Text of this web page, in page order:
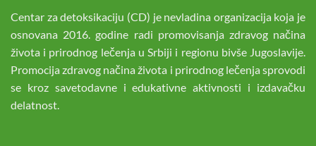
Centar za detoksikaciju (CD) je nevladina organizacija koja je
osnovana 2016. godine radi promovisanja zdravog načina
života i prirodnog lečenja u Srbiji i regionu bivše Jugoslavije.
Promocija zdravog načina života i prirodnog lečenja sprovodi
se kroz savetodavne i edukativne aktivnosti i izdavačku
delatnost.